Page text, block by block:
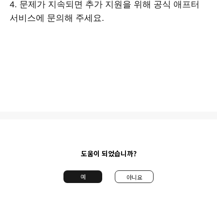
4. 문제가 지속되면 추가 지원을 위해 공식 애프터
서비스에 문의해 주세요.
도움이 되었습니까?
예 아니요